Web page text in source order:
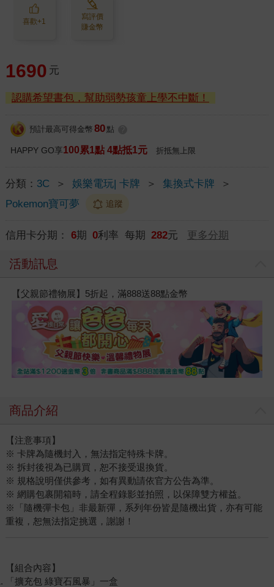
喜歡+1
寫評價
賺金幣
1690 元
認購希望書包，幫助弱勢孩童上學不中斷！
預計最高可得金幣 80 點
HAPPY GO享100累1點 4點抵1元 折抵無上限
分類： 3C ＞ 娛樂電玩| 卡牌 ＞ 集換式卡牌
＞
Pokemon寶可夢
追蹤
信用卡分期： 6期 0利率 每期 282元 更多分期
活動訊息
【父親節禮物展】5折起，滿888送88點金幣
商品介紹
【注意事項】
※ 卡牌為隨機封入，無法指定特殊卡牌。
※ 拆封後視為已購買，恕不接受退換貨。
※ 規格說明僅供參考，如有異動請依官方公告為準。
※ 網購包裹開箱時，請全程錄影並拍照，以保障雙方權益。
※「隨機彈卡包」非最新彈，系列年份皆是隨機出貨，亦有可能
重複，恕無法指定挑選，謝謝！
【組合內容】
「擴充包 綠寶石風暴」一盒